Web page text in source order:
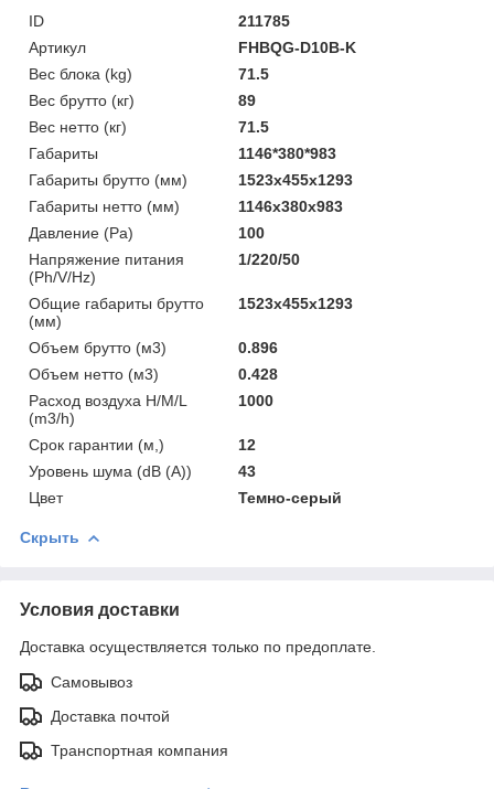
ID
211785
Артикул
FHBQG-D10B-K
Вес блока (kg)
71.5
Вес брутто (кг)
89
Вес нетто (кг)
71.5
Габариты
1146*380*983
Габариты брутто (мм)
1523x455x1293
Габариты нетто (мм)
1146x380x983
Давление (Pa)
100
Напряжение питания
(Ph/V/Hz)
1/220/50
Общие габариты брутто
(мм)
1523x455x1293
Объем брутто (м3)
0.896
Объем нетто (м3)
0.428
Расход воздуха H/M/L
(m3/h)
1000
Срок гарантии (м,)
12
Уровень шума (dB (A))
43
Цвет
Темно-серый
Скрыть
Условия доставки
Доставка осуществляется только по предоплате.
Самовывоз
Доставка почтой
Транспортная компания